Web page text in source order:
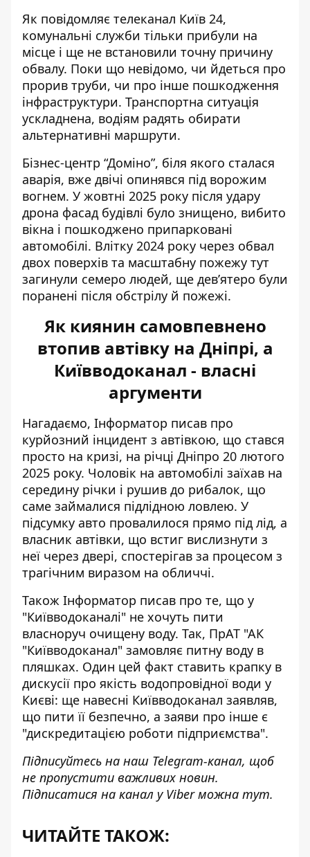
Як повідомляє телеканал Київ 24,
комунальні служби тільки прибули на
місце і ще не встановили точну причину
обвалу. Поки що невідомо, чи йдеться про
прорив труби, чи про інше пошкодження
інфраструктури. Транспортна ситуація
ускладнена, водіям радять обирати
альтернативні маршрути.
Бізнес-центр “Доміно”, біля якого сталася
аварія, вже двічі опинявся під ворожим
вогнем. У жовтні 2025 року після удару
дрона фасад будівлі було знищено, вибито
вікна і пошкоджено припарковані
автомобілі. Влітку 2024 року через обвал
двох поверхів та масштабну пожежу тут
загинули семеро людей, ще дев’ятеро були
поранені після обстрілу й пожежі.
Як киянин самовпевнено
втопив автівку на Дніпрі, а
Київводоканал - власні
аргументи
Нагадаємо, Інформатор писав про
курйозний інцидент з автівкою, що стався
просто на кризі, на річці Дніпро 20 лютого
2025 року. Чоловік на автомобілі заїхав на
середину річки і рушив до рибалок, що
саме займалися підлідною ловлею. У
підсумку авто провалилося прямо під лід, а
власник автівки, що встиг вислизнути з
неї через двері, спостерігав за процесом з
трагічним виразом на обличчі.
Також Інформатор писав про те, що у
"Київводоканалі" не хочуть пити
власноруч очищену воду. Так, ПрАТ "АК
"Київводоканал" замовляє питну воду в
пляшках. Один цей факт ставить крапку в
дискусії про якість водопровідної води у
Києві: ще навесні Київводоканал заявляв,
що пити її безпечно, а заяви про інше є
"дискредитацією роботи підприємства".
Підписуйтесь на наш Telegram-канал, щоб
не пропустити важливих новин.
Підписатися на канал у Viber можна тут.
ЧИТАЙТЕ ТАКОЖ: